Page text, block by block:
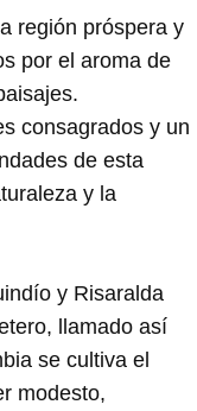
región próspera y
por el aroma de
consagrados y un
de esta
y la
y Risaralda
llamado así
se cultiva el
modesto,